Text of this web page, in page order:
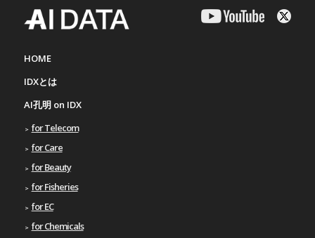
HOME
IDXとは
AI孔明 on IDX
for Telecom
for Care
for Beauty
for Fisheries
for EC
for Chemicals